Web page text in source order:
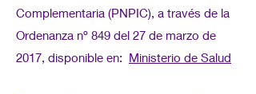
Complementaria (PNPIC), a través de la
Ordenanza nº 849 del 27 de marzo de
2017, disponible en: Ministerio de Salud